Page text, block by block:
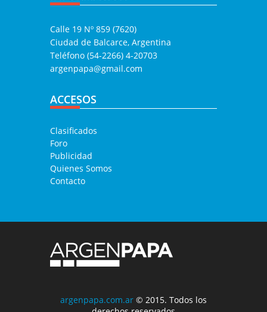
Calle 19 Nº 859 (7620)
Ciudad de Balcarce, Argentina
Teléfono (54-2266) 4-20703
argenpapa@gmail.com
ACCESOS
Clasificados
Foro
Publicidad
Quienes Somos
Contacto
argenpapa.com.ar © 2015. Todos los